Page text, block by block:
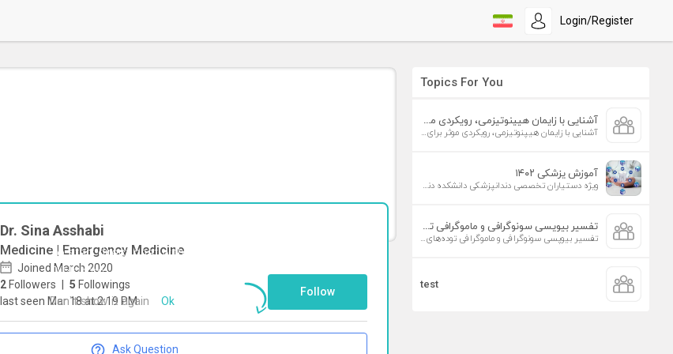
Login/Register
Dr. Sina Asshabi
Medicine | Emergency Medicine
Joined March 2020
2 Followers 5 Followings
last seen Mar 18 at 2:19 PM
Follow
Ask Question
Topics For You
آشنایی با زایمان هیپنوتیزمی، رویکردی موثر برای افزایش تمایل به زایمان طبیعی
آشنایی با زایمان هیپنوتیزمی، رویکردی موثر برای افزایش تمایل به زایمان طبیعی
آموزش پزشکی ۱۴۰۲
ویژه دستیاران تخصصی دندانپزشکی دانشکده دندانپزشکی دانشگاه علوم پزشکی تهران
تفسیر بیوپسی سونوگرافی و ماموگرافی توده‌های پستان
تفسیر بیوپسی سونوگرافی و ماموگرافی توده‌های پستان
test
To start direct chat with
Click here
Don`t show it again Ok